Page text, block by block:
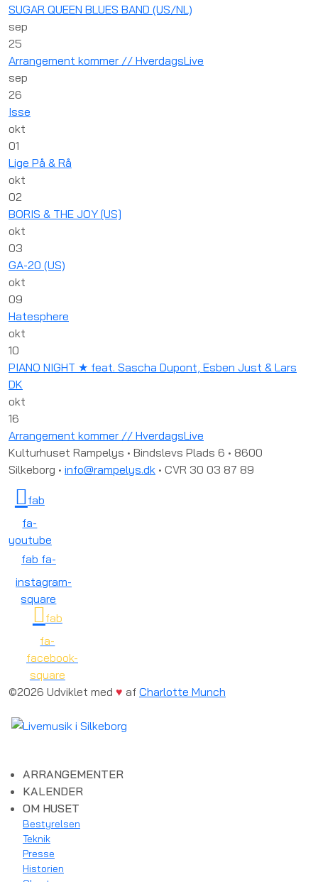
SUGAR QUEEN BLUES BAND (US/NL)
sep
25
Arrangement kommer // HverdagsLive
sep
26
Isse
okt
01
Lige På & Rå
okt
02
BORIS & THE JOY [US]
okt
03
GA-20 (US)
okt
09
Hatesphere
okt
10
PIANO NIGHT ★ feat. Sascha Dupont, Esben Just & Lars
DK
okt
16
Arrangement kommer // HverdagsLive
Kulturhuset Rampelys • Bindslevs Plads 6 • 8600
Silkeborg • info@rampelys.dk • CVR 30 03 87 89
fab
fa-
youtube
fab fa-
instagram-
square
fab
fa-
facebook-
square
©2026 Udviklet med ♥ af Charlotte Munch
ARRANGEMENTER
KALENDER
OM HUSET
Bestyrelsen
Teknik
Presse
Historien